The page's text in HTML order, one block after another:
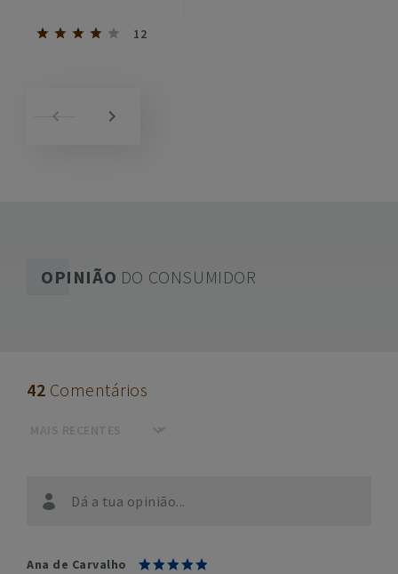
12
OPINIÃO DO CONSUMIDOR
Dá a tua opinião...
42 Comentários
Ana de Carvalho